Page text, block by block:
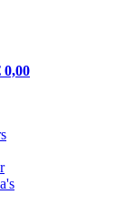
0,00